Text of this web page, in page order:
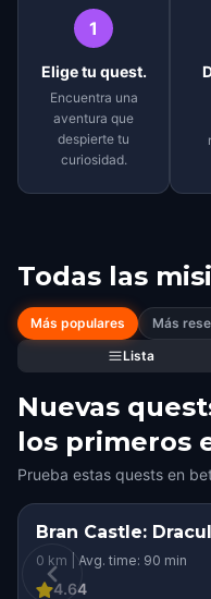
1
Elige tu quest.
Encuentra una
aventura que
despierte tu
curiosidad.
Todas las
Más populares Más
Lista
Nuevas
los primeros
Prueba estas quests en
Bran Castle:
0 km | Avg. time: 90 min
4.64